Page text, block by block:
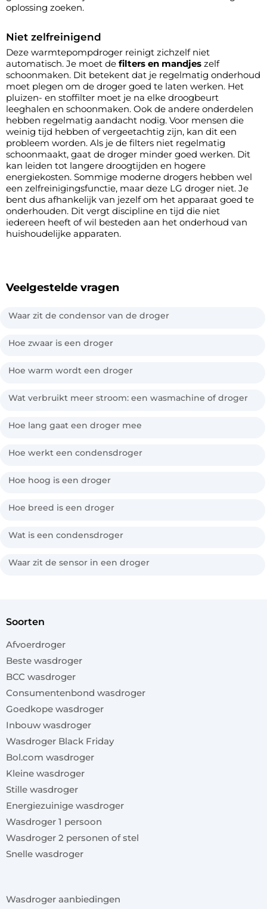
oplossing zoeken.
Niet zelfreinigend
Deze warmtepompdroger reinigt zichzelf niet
automatisch. Je moet de filters en mandjes zelf
schoonmaken. Dit betekent dat je regelmatig onderhoud
moet plegen om de droger goed te laten werken. Het
pluizen- en stoffilter moet je na elke droogbeurt
leeghalen en schoonmaken. Ook de andere onderdelen
hebben regelmatig aandacht nodig. Voor mensen die
weinig tijd hebben of vergeetachtig zijn, kan dit een
probleem worden. Als je de filters niet regelmatig
schoonmaakt, gaat de droger minder goed werken. Dit
kan leiden tot langere droogtijden en hogere
energiekosten. Sommige moderne drogers hebben wel
een zelfreinigingsfunctie, maar deze LG droger niet. Je
bent dus afhankelijk van jezelf om het apparaat goed te
onderhouden. Dit vergt discipline en tijd die niet
iedereen heeft of wil besteden aan het onderhoud van
huishoudelijke apparaten.
Veelgestelde vragen
Waar zit de condensor van de droger
Hoe zwaar is een droger
Hoe warm wordt een droger
Wat verbruikt meer stroom: een wasmachine of droger
Hoe lang gaat een droger mee
Hoe werkt een condensdroger
Hoe hoog is een droger
Hoe breed is een droger
Wat is een condensdroger
Waar zit de sensor in een droger
soorten
Afvoerdroger
Beste wasdroger
BCC wasdroger
Consumentenbond wasdroger
Goedkope wasdroger
Inbouw wasdroger
Wasdroger Black Friday
Bol.com wasdroger
Kleine wasdroger
Stille wasdroger
Energiezuinige wasdroger
Wasdroger 1 persoon
Wasdroger 2 personen of stel
Snelle wasdroger
Wasdroger aanbiedingen